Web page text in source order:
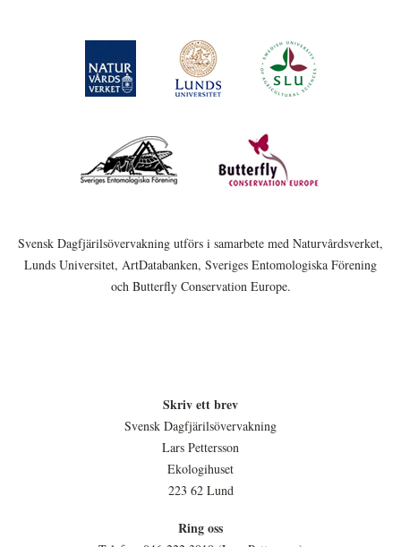
Svensk Dagfjärilsövervakning utförs i samarbete med Naturvårdsverket,
Lunds Universitet, ArtDatabanken, Sveriges Entomologiska Förening
och Butterfly Conservation Europe.
Skriv ett brev
Svensk Dagfjärilsövervakning
Lars Pettersson
Ekologihuset
223 62 Lund
Ring oss